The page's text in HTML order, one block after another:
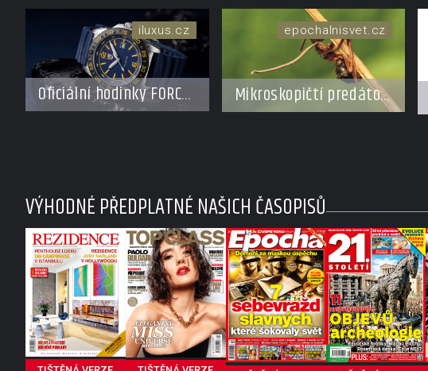
Oficiální hodinky FORCE
BLUE – silné
iluxus.cz
Mikroskopičtí predátoři
v mozku si vodí oběť
epochalnisvet.cz
VÝHODNÉ PŘEDPLATNÉ NAŠICH ČASOPISŮ